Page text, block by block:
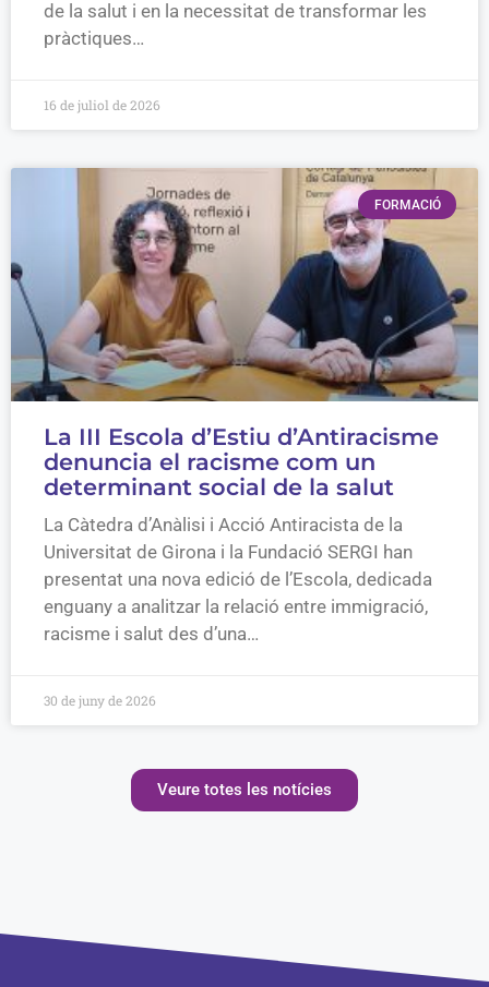
de la salut i en la necessitat de transformar les
pràctiques…
16 de juliol de 2026
FORMACIÓ
La III Escola d’Estiu d’Antiracisme
denuncia el racisme com un
determinant social de la salut
La Càtedra d’Anàlisi i Acció Antiracista de la
Universitat de Girona i la Fundació SERGI han
presentat una nova edició de l’Escola, dedicada
enguany a analitzar la relació entre immigració,
racisme i salut des d’una…
30 de juny de 2026
Veure totes les notícies